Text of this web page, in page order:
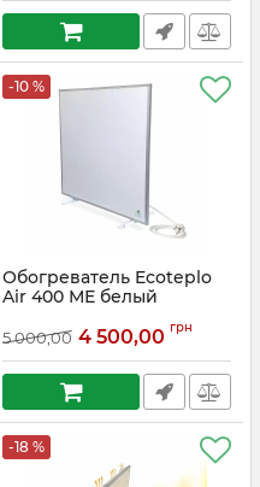
-10 %
Обогреватель Ecoteplo
Air 400 МЕ белый
5 000,00 4 500,00 грн
-18 %